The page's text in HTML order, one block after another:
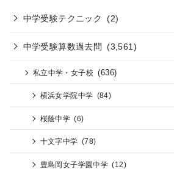
中学受験テクニック (2)
中学受験算数過去問 (3,561)
私立中学・女子校 (636)
横浜女学院中学 (84)
桜蔭中学 (6)
十文字中学 (78)
豊島岡女子学園中学 (12)